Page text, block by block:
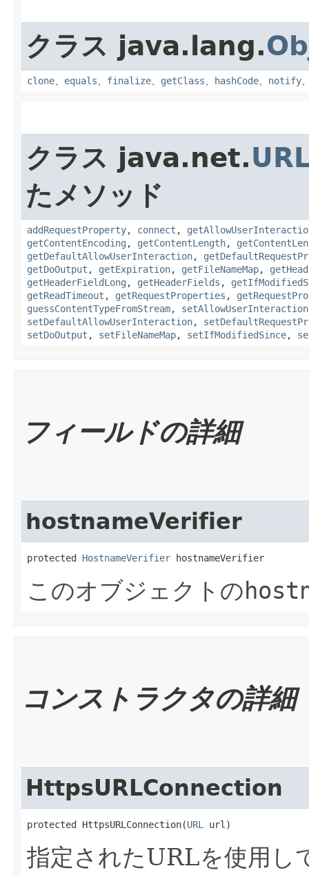
クラス java.lang.
clone、 equals、 finalize、 getClass、 hashCode、 notify
クラス java.net.
たメソッド
addRequestProperty, connect ,
getContentEncoding , getContentLength,
getDefaultAllowUserInteraction,
getDoOutput , getExpiration, getFileNameMap,
getHeaderFieldLong , getHeaderFields ,
getReadTimeout , getRequestProperties ,
guessContentTypeFromStream, setAllowUserInteraction
setDefaultAllowUserInteraction,
setDoOutput , setFileNameMap, setIfModifiedSince,
フィールドの詳細
hostnameVerifier
protected HostnameVerifier hostnameVerifier
このオブジェクトの
コンストラクタの詳細
HttpsURLConnection
protected HttpsURLConnection​(URL url)
指定されたURLを使用し